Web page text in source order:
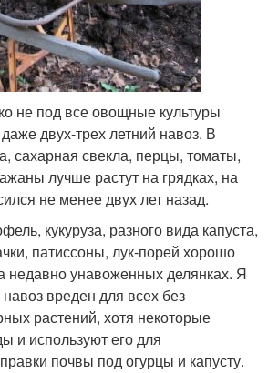
не под все овощные культуры
двух-трех летний навоз. В
сахарная свекла, перцы, томаты,
лучше растут на грядках, на
не менее двух лет назад.
кукуруза, разного вида капуста,
патиссоны, лук-порей хорошо
недавно унавоженных делянках. Я
вреден для всех без
растений, хотя некоторые
и используют его для
почвы под огурцы и капусту.